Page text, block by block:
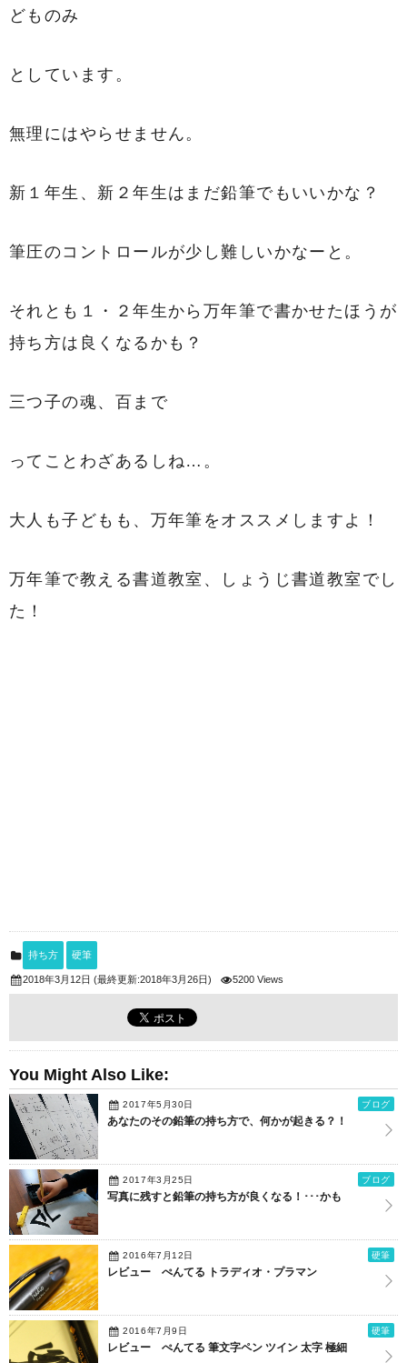
どものみ
としています。
無理にはやらせません。
新１年生、新２年生はまだ鉛筆でもいいかな？
筆圧のコントロールが少し難しいかなーと。
それとも１・２年生から万年筆で書かせたほうが
持ち方は良くなるかも？
三つ子の魂、百まで
ってことわざあるしね…。
大人も子どもも、万年筆をオススメしますよ！
万年筆で教える書道教室、しょうじ書道教室でし
た！
持ち方 硬筆
2018年3月12日 (最終更新:2018年3月26日) 5200 Views
You Might Also Like:
2017年5月30日 ブログ
あなたのその鉛筆の持ち方で、何かが起きる？！
2017年3月25日 ブログ
写真に残すと鉛筆の持ち方が良くなる！･･･かも
2016年7月12日 硬筆
レビュー ぺんてる トラディオ・プラマン
2016年7月9日 硬筆
レビュー ぺんてる 筆文字ペン ツイン 太字 極細